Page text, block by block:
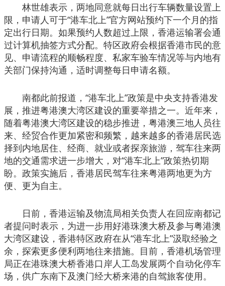
林世雄表示，两地同意就每日出行车辆数量设置上
限，申请人可于“港车北上”官方网站预约下一个月的指
定出行日期。如果预约人数超过上限，香港运输署会通
过计算机抽签方式分配。特区政府会根据香港市民的意
见、申请流程的顺畅程度、私家车验车情况等与内地有
关部门保持沟通，适时调整每日申请名额。
南都此前报道，“港车北上”政策是中央支持香港发
展，推进粤港澳大湾区建设的重要举措之一。近年来，
随着粤港澳大湾区建设的稳步推进，粤港澳三地人员往
来、经贸合作更加紧密和频繁，越来越多的香港居民选
择到内地居住、经商、就业或者探亲旅游，驾车往来两
地的交通需求进一步增大，对“港车北上”政策热切期
盼。政策实施后，香港居民驾车往来粤港两地更为方
便、更为自主。
日前，香港运输及物流局相关负责人在回应南都记
者提问时表示，为进一步用好港珠澳大桥及参与粤港澳
大湾区建设，香港特区政府在从“港车北上”汲取经验之
余，探索更多便利两地往来措施。目前，香港机场管理
局正在港珠澳大桥香港口岸人工岛发展两个自动化停车
场，供广东南下及澳门经大桥来港的自驾旅客使用。